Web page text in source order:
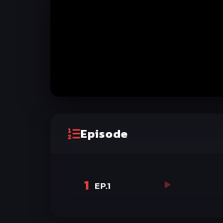
Episode
1 EP.1